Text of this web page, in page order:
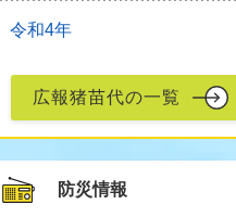
令和4年
広報猪苗代の一覧
防災情報